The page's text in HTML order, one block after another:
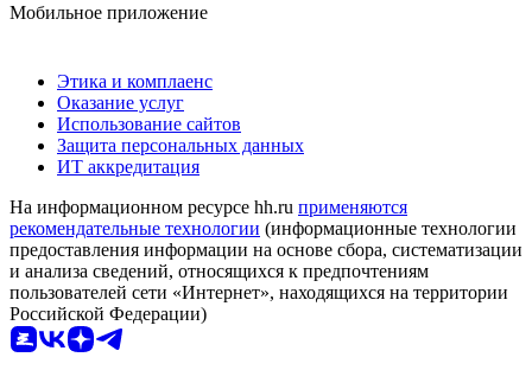
Мобильное приложение
Этика и комплаенс
Оказание услуг
Использование сайтов
Защита персональных данных
ИТ аккредитация
На информационном ресурсе hh.ru применяются
рекомендательные технологии (информационные технологии
предоставления информации на основе сбора, систематизации
и анализа сведений, относящихся к предпочтениям
пользователей сети «Интернет», находящихся на территории
Российской Федерации)